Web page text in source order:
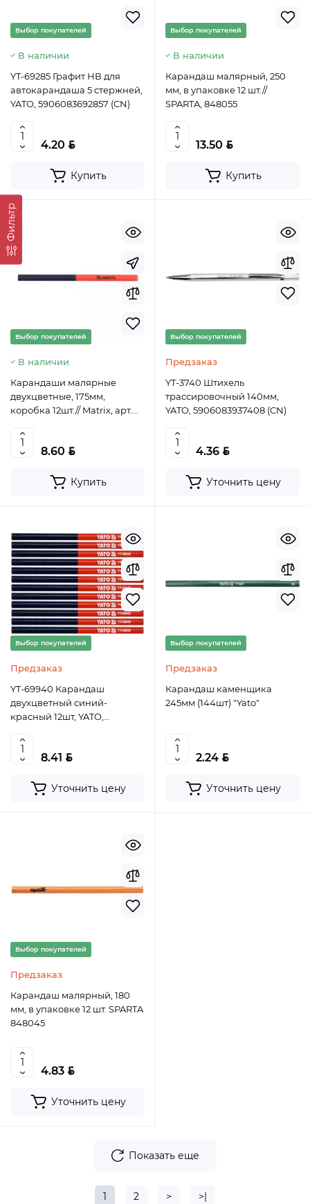
Фильтр
Выбор покупателей
В наличии
YT-69285 Графит НВ для
автокарандаша 5 стержней,
YATO, 5906083692857 (CN)
4.20 BYN
Купить
Выбор покупателей
В наличии
Карандаш малярный, 250
мм, в упаковке 12 шт.//
SPARTA, 848055
13.50 BYN
Купить
Выбор покупателей
В наличии
Карандаши малярные
двухцветные, 175мм,
коробка 12шт.// Matrix, арт.
8.60 BYN
Купить
Выбор покупателей
Предзаказ
YT-3740 Штихель
трассировочный 140мм,
YATO, 5906083937408 (CN)
4.36 BYN
Уточнить цену
Выбор покупателей
Предзаказ
YT-69940 Карандаш
двухцветный синий-
красный 12шт, YATO,
8.41 BYN
Уточнить цену
Выбор покупателей
Предзаказ
Карандаш каменщика
245мм (144шт) "Yato"
2.24 BYN
Уточнить цену
Выбор покупателей
Предзаказ
Карандаш малярный, 180
мм, в упаковке 12 шт. SPARTA
848045
4.83 BYN
Уточнить цену
Показать еще
1 2 > >|